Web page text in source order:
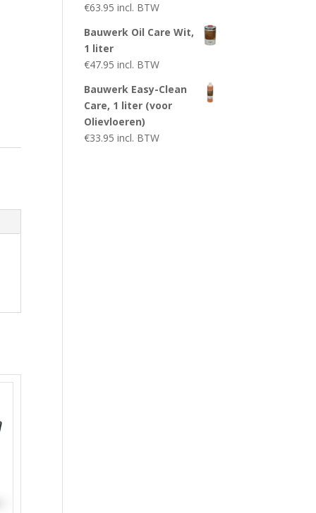
€63.95 incl. BTW
Bauwerk Oil Care Wit,
1 liter
€47.95 incl. BTW
Bauwerk Easy-Clean
Care, 1 liter (voor
Olievloeren)
€33.95 incl. BTW